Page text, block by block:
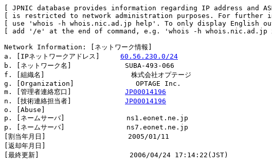
[ JPNIC database provides information regarding IP address and
[ is restricted to network administration purposes. For further
[ use 'whois -h whois.nic.ad.jp help'. To only display English
[ add '/e' at the end of command, e.g. 'whois -h
Network Information: [ネットワーク情報]
a. [IPネットワークアドレス] 60.56.230.0/24
b. [ネットワーク名]             SUBA-493-066
f. [組織名]                     株式会社オプテージ
g. [Organization]               OPTAGE Inc.
m. [管理者連絡窓口] JP00014196
n. [技術連絡担当者] JP00014196
o. [Abuse]
p. [ネームサーバ]               ns1.eonet.ne.jp
p. [ネームサーバ]               ns7.eonet.ne.jp
[割当年月日]                    2005/01/11
[返却年月日]
[最終更新]                      2006/04/24 17:14:22(JST)